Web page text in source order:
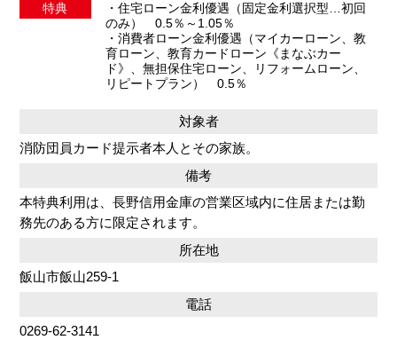
特典
・住宅ローン金利優遇（固定金利選択型…初回
のみ） 0.5％～1.05％
・消費者ローン金利優遇（マイカーローン、教
育ローン、教育カードローン《まなぶカー
ド》、無担保住宅ローン、リフォームローン、
リピートプラン） 0.5％
対象者
消防団員カード提示者本人とその家族。
備考
本特典利用は、長野信用金庫の営業区域内に住居または勤
務先のある方に限定されます。
所在地
飯山市飯山259-1
電話
0269-62-3141